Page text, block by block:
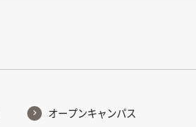
オープンキャンパス